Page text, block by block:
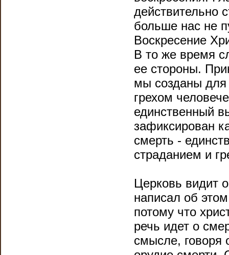
действительно
больше нас не
Воскресение
В то же время
ее стороны.
мы созданы для
грехом
единственный
зафиксирован
смерть -
страданием и
Церковь видит
написал об
потому что
речь идет о
смысле, говоря